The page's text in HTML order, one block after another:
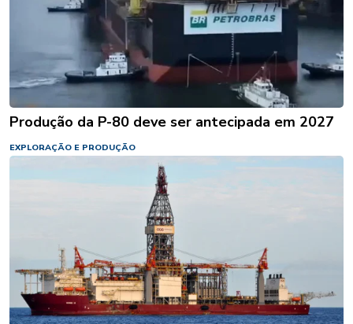
Produção da P-80 deve ser antecipada em 2027
EXPLORAÇÃO E PRODUÇÃO